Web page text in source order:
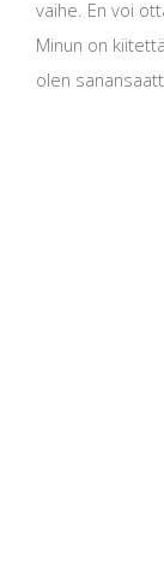
vaihe. En voi
Minun on
olen